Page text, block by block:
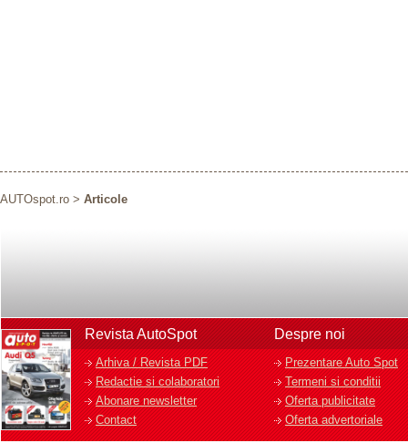
AUTOspot.ro > Articole
Revista AutoSpot
Arhiva / Revista PDF
Redactie si colaboratori
Abonare newsletter
Contact
Despre noi
Prezentare Auto Spot
Termeni si conditii
Oferta publicitate
Oferta advertoriale